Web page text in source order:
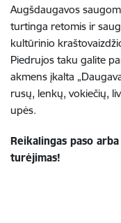
Augšdaugavos
turtinga retomis ir
kultūrinio
Piedrujos taku galite
akmens įkalta
rusų, lenkų, vokiečių,
upės.
Reikalingas paso
turėjimas!